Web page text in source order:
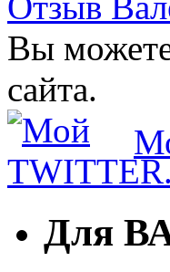
Вы
сайта.
Для